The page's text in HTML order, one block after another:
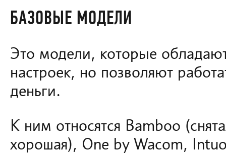
БАЗОВЫЕ МОДЕЛИ
Это модели, которые
настроек, но позволяют
деньги.
К ним относятся Bamboo
хорошая), One by Wacom,